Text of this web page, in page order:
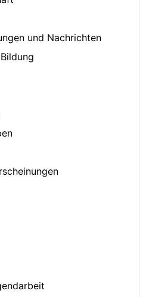
Märtyrer, Heiliger
von Berlin und Deutschland
von Moskau
Erzbischof
Bischof
Metropolit
Archimandrit
Heiliger
Priester
Metropolit von Sourozh
und Nachrichten